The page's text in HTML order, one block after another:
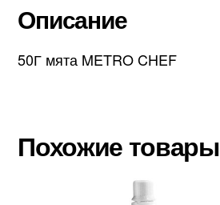
Описание
50Г мята METRO CHEF
Похожие товары